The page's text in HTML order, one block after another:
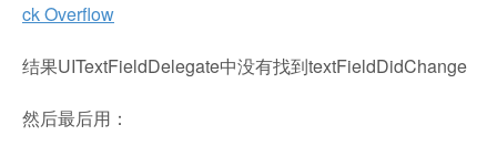
ck Overflow
结果UITextFieldDelegate中没有找到textFieldDidChange
然后最后用：